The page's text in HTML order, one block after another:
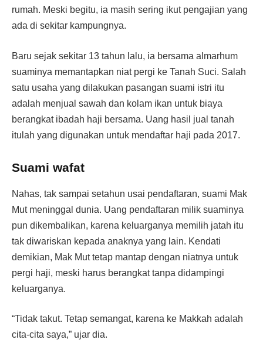
rumah. Meski begitu, ia masih sering ikut pengajian yang
ada di sekitar kampungnya.
Baru sejak sekitar 13 tahun lalu, ia bersama almarhum
suaminya memantapkan niat pergi ke Tanah Suci. Salah
satu usaha yang dilakukan pasangan suami istri itu
adalah menjual sawah dan kolam ikan untuk biaya
berangkat ibadah haji bersama. Uang hasil jual tanah
itulah yang digunakan untuk mendaftar haji pada 2017.
Suami wafat
Nahas, tak sampai setahun usai pendaftaran, suami Mak
Mut meninggal dunia. Uang pendaftaran milik suaminya
pun dikembalikan, karena keluarganya memilih jatah itu
tak diwariskan kepada anaknya yang lain. Kendati
demikian, Mak Mut tetap mantap dengan niatnya untuk
pergi haji, meski harus berangkat tanpa didampingi
keluarganya.
“Tidak takut. Tetap semangat, karena ke Makkah adalah
cita-cita saya,” ujar dia.